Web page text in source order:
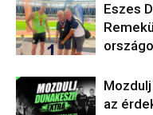
Eszes
az